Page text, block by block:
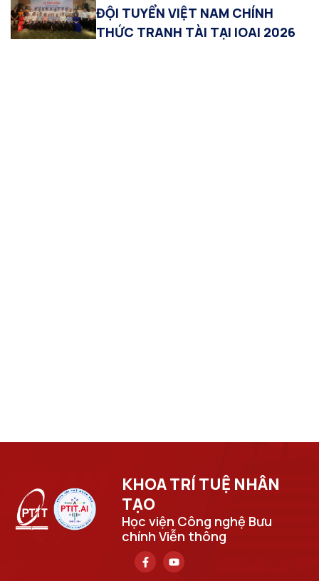
ĐỘI TUYỂN VIỆT NAM CHÍNH
THỨC TRANH TÀI TẠI IOAI 2026
KHOA TRÍ TUỆ NHÂN
TẠO​
Học viện Công nghệ Bưu
chính Viễn thông